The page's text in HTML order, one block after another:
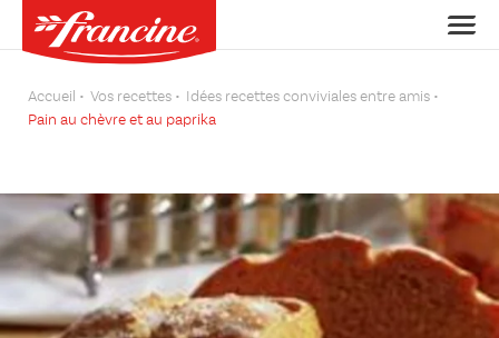
Accueil Vos recettes
Idées recettes conviviales entre amis
Pain au chèvre et au paprika